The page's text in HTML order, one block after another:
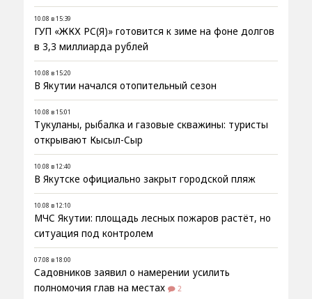
10.08 в 15:39
ГУП «ЖКХ РС(Я)» готовится к зиме на фоне долгов
в 3,3 миллиарда рублей
10.08 в 15:20
В Якутии начался отопительный сезон
10.08 в 15:01
Тукуланы, рыбалка и газовые скважины: туристы
открывают Кысыл-Сыр
10.08 в 12:40
В Якутске официально закрыт городской пляж
10.08 в 12:10
МЧС Якутии: площадь лесных пожаров растёт, но
ситуация под контролем
07.08 в 18:00
Садовников заявил о намерении усилить
полномочия глав на местах
2